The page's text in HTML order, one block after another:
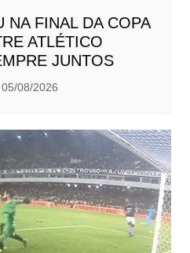
NA FINAL DA COPA
ATLÉTICO
JUNTOS
05/08/2026